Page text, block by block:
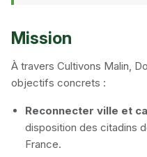
Mission
À travers Cultivons Malin,
objectifs concrets :
Reconnecter ville et
disposition des citadins
France.